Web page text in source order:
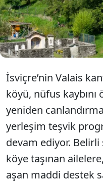
(yaklaşık 4
sağlanıyor.
İsviçre’nin Valais
köyü, nüfus
yeniden
yerleşim teşvik
devam ediyor.
köye taşınan
aşan maddi destek